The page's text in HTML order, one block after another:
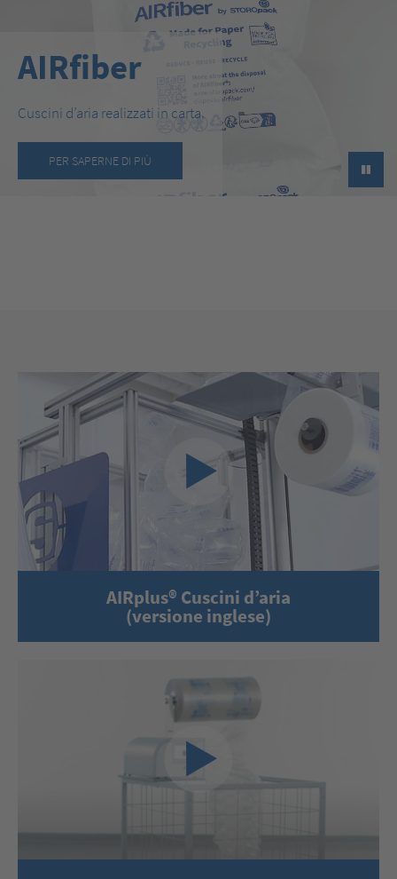
►
AIRfiber
Cuscini d’aria realizzati in carta.
PER SAPERNE DI PIÙ
AIRplus® Cuscini d’aria
(versione inglese)